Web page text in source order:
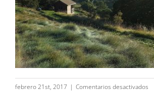
febrero 21st, 2017 | Comentarios desactivados